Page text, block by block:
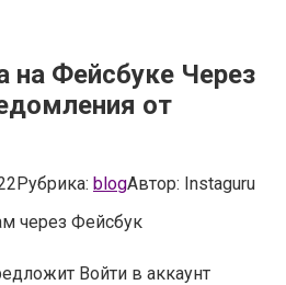
на Фейсбуке Через
от
Рубрика: blogАвтор: Instaguru
через Фейсбук
Войти в аккаунт